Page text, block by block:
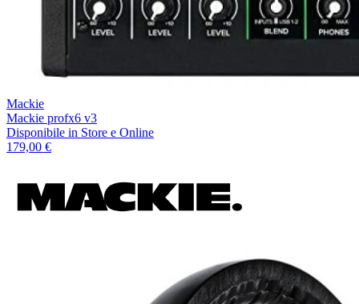
Mackie
Mackie profx6 v3
Disponibile in Store e Online
179,00 €